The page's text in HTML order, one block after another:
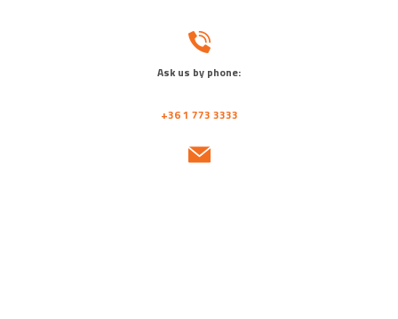
Ask us by phone:
+36 1 773 3333